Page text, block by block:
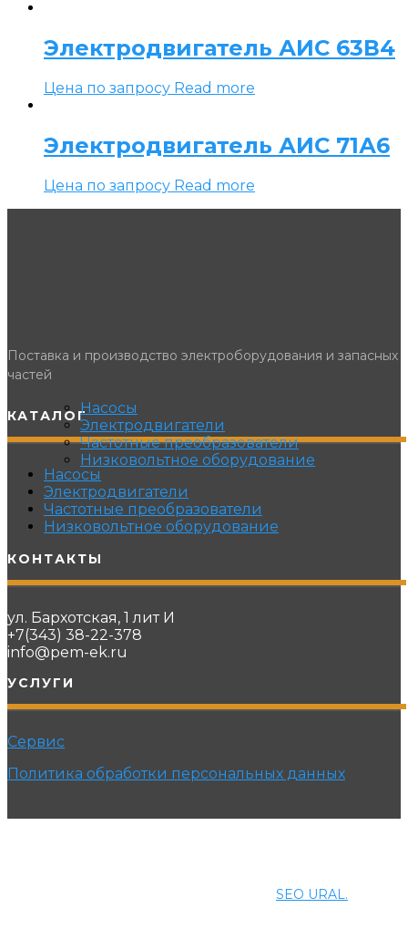
Насосы
Электродвигатели
Частотные преобразователи
Низковольтное оборудование
Электродвигатель АИС 63В4
Цена по запросу Read more
Электродвигатель АИС 71А6
Цена по запросу Read more
Поставка и производство электроборудования и запасных
частей
КАТАЛОГ
Насосы
Электродвигатели
Частотные преобразователи
Низковольтное оборудование
КОНТАКТЫ
ул. Бархотская, 1 лит И
+7(343) 38-22-378
info@pem-ek.ru
УСЛУГИ
Сервис
Политика обработки персональных данных
SEO URAL.